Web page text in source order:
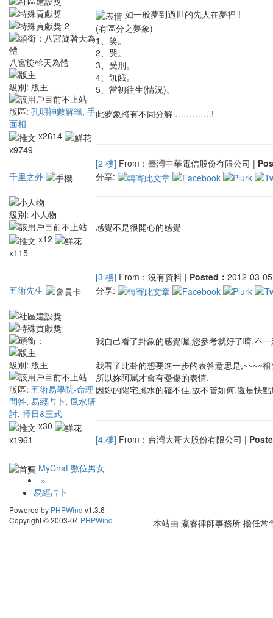
八宮旋斡天為體
級別: 版主
版區: 孔明神數解籤, 手
面相
x2614
x9749
如一般夢到過世的先人在夢裡 !
(有區分之夢象)
1、笑。
2、哭。
3、受刑。
4、飢餓。
5、當初往生(情況)。
此夢象將有不同分解 ………….!
[2 樓] From：臺灣中華電信股份有限公司 |
千里之外
級別: 小人物
x12
x115
分享:
感覺不是很開心的感覺
[3 樓] From：沒有資料 | Posted： 2012-03-
五術先生
級別: 版主
版區: 五術易學院-命理
問答, 易經占卜, 風水研
討, 擇日&三式
x30
x1961
分享:
我自己看了卦象的感覺喔,您參考就好了唷.不
我看了此卦的想要進一步的表答意思是,~~~~
所以妳阿罵才會有憂傷的表情.
因妳的陽宅風水的確不佳,故不管如何,還是快
[4 樓] From：台灣大哥大股份有限公司 |
MyChat 數位男女
»
易經占卜
Powered by PHPWind v1.3.6
Copyright © 2003-04 PHPWind 本站由 瀛睿律師事務所 擔任常